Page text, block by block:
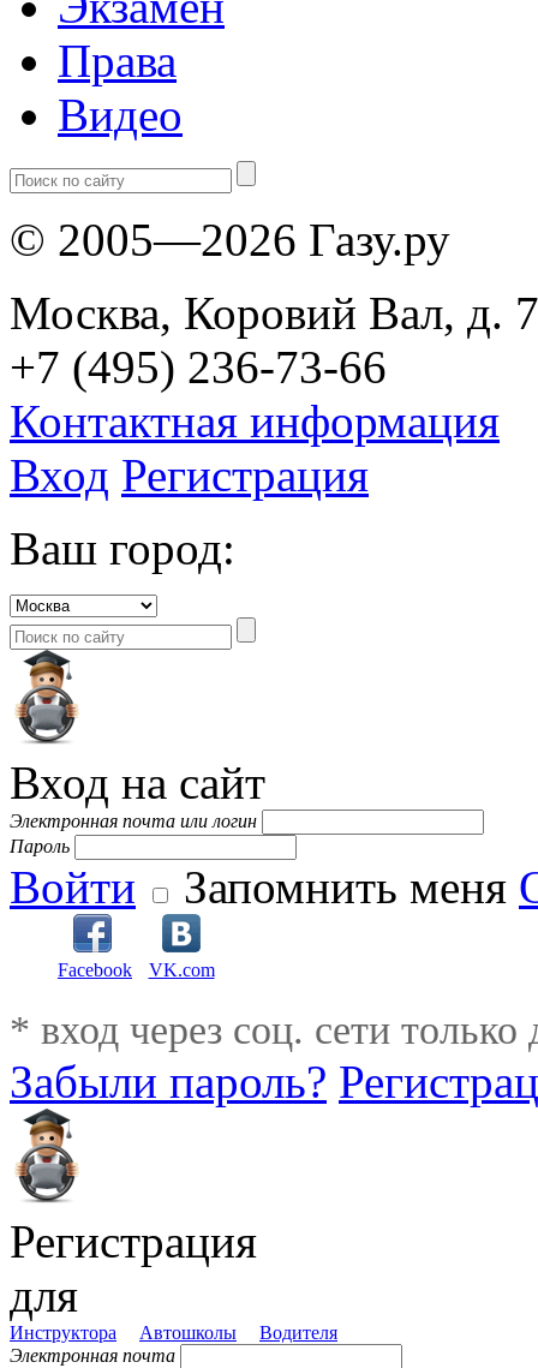
Права
Видео
© 2005—2026 Газу.ру
Москва, Коровий Вал, д.
+7 (495) 236-73-66
Контактная информация
Вход Регистрация
Ваш город:
Вход на сайт
Электронная почта или логин
Пароль
Войти Запомнить меня
Facebook VK.com
* вход через соц. сети
Забыли пароль?
Регистрация
для
Инструктора Автошколы
Водителя
Электронная почта